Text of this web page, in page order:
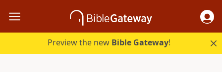
Preview the new Bible Gateway!